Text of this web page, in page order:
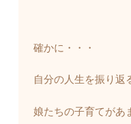
確かに・・・
自分の人生を振り返
娘たちの子育てがあ